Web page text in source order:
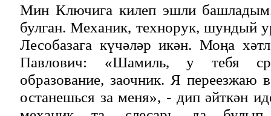
Мин Ключига килеп эшли
булган. Механик, технорук, шундый
Лесобазага күчәләр икән. Моңа
Павлович: «Шамиль, у тебя
образование, заочник. Я переезжаю
останешься за меня», - дип әйткән